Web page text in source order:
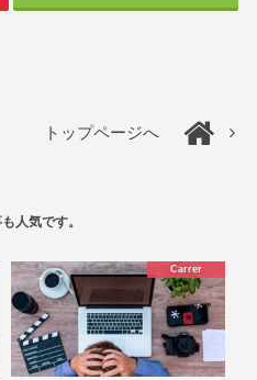
トップページへ
人気です。
Carrer